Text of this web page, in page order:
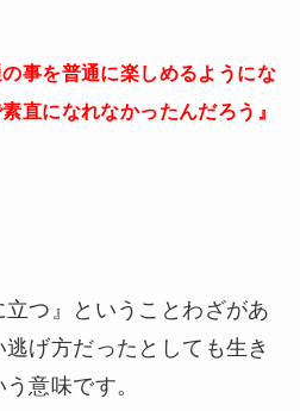
事を普通に楽しめるようにな
直になれなかったんだろう』
立つ』ということわざがあ
げ方だったとしても生き
意味です。